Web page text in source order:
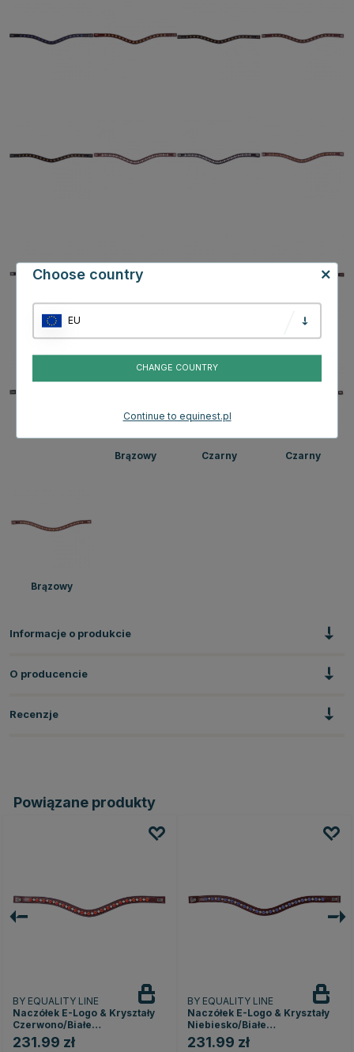
Brązowy Czarny Czarny
Brązowy
Informacje o produkcie
O producencie
Recenzje
Powiązane produkty
BY EQUALITY LINE
Naczółek E-Logo & Kryształy
Czerwono/Białe
Brązowy/Srebrny
231.99 zł
BY EQUALITY LINE
Naczółek E-Logo & Kryształy
Niebiesko/Białe
Brązowy/Srebrny
231.99 zł
Choose country
EU
CHANGE COUNTRY
Continue to equinest.pl